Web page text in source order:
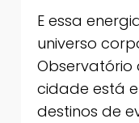
E essa
universo
Observatório
cidade está
destinos de